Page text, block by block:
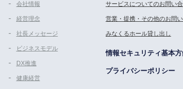
会社情報
経営理念
社長メッセージ
ビジネスモデル
DX推進
健康経営
サービスについてのお問い
営業・提携・その他のお問
みなくるホール貸し出し
情報セキュリティ基本
プライバシーポリシー